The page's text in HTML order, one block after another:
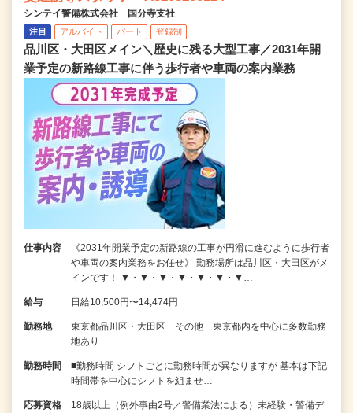
シンテイ警備株式会社 国分寺支社
注目 アルバイト パート 登録制
品川区・大田区メイン＼歴史に残る大型工事／2031年開
業予定の新路線工事に伴う歩行者や車両の案内業務
仕事内容
《2031年開業予定の新路線の工事が円滑に進むように歩行者
や車両の案内業務をお任せ》 勤務場所は品川区・大田区がメ
インです！ ▼・▼・▼・▼・▼・▼・▼…
給与 日給10,500円〜14,474円
勤務地
東京都品川区・大田区 その他 東京都内を中心に多数勤務
地あり
勤務時間
■勤務時間 シフトごとに勤務時間が異なりますが 基本は下記
時間帯を中心にシフトを組ませ…
応募資格
18歳以上（例外事由2号／警備業法による）未経験・警備デ